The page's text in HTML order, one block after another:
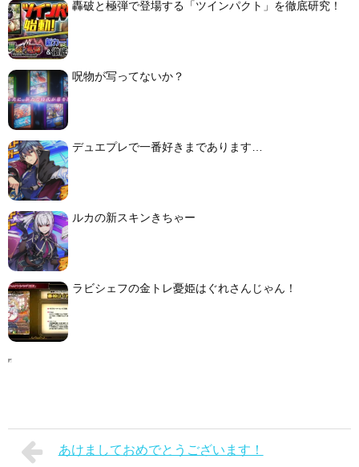
轟破と極弾で登場する「ツインパクト」を徹底研究！
呪物が写ってないか？
デュエプレで一番好きまであります…
ルカの新スキンきちゃー
ラビシェフの金トレ憂姫はぐれさんじゃん！
あけましておめでとうございます！